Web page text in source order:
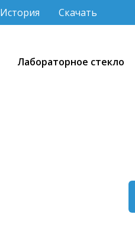
История Скачать
Лабораторное стекло